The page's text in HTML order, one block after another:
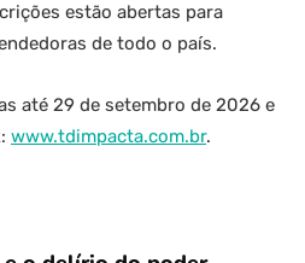
estão abertas para
de todo o país.
até 29 de setembro de 2026 e
www.tdimpacta.com.br.